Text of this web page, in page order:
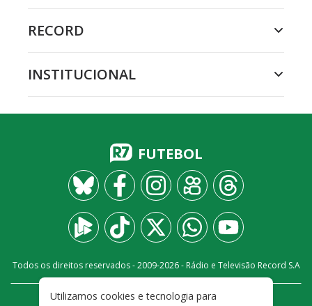
RECORD
INSTITUCIONAL
FUTEBOL
Todos os direitos reservados - 2009-2026- Rádio e Televisão Record S.A
Utilizamos cookies e tecnologia para